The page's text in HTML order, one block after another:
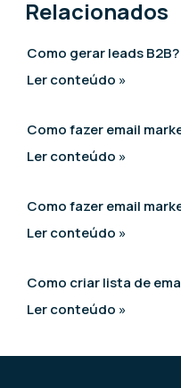
Relacionados
Como gerar leads B2B?
Ler conteúdo »
Como fazer email
Ler conteúdo »
Como fazer email
Ler conteúdo »
Como criar lista de
Ler conteúdo »